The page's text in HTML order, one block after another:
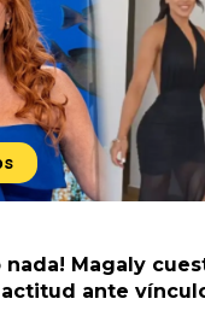
nada! Magaly
ante